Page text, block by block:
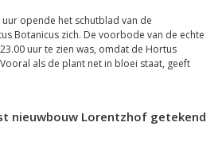
opende het schutblad van de
Botanicus zich. De voorbode van de echte
uur te zien was, omdat de Hortus
als de plant net in bloei staat, geeft
nieuwbouw Lorentzhof getekend